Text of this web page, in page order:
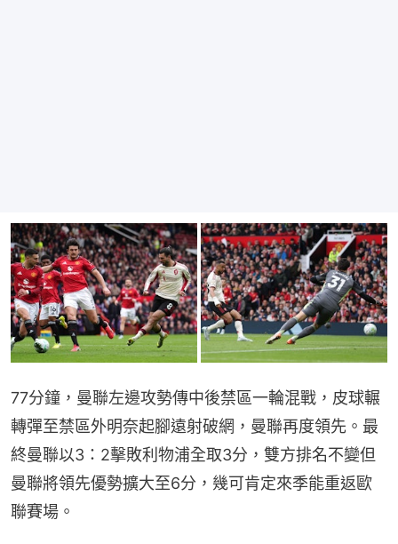
77分鐘，曼聯左邊攻勢傳中後禁區一輪混戰，皮球輾
轉彈至禁區外明奈起腳遠射破網，曼聯再度領先。最
終曼聯以3：2擊敗利物浦全取3分，雙方排名不變但
曼聯將領先優勢擴大至6分，幾可肯定來季能重返歐
聯賽場。